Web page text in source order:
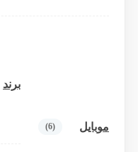
موبایل (6)
برند